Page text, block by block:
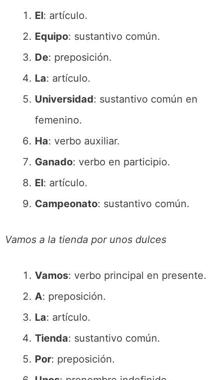
El: artículo.
Equipo: sustantivo común.
De: preposición.
La: artículo.
Universidad: sustantivo común en
femenino.
Ha: verbo auxiliar.
Ganado: verbo en participio.
El: artículo.
Campeonato: sustantivo común.
Vamos a la tienda por unos dulces
Vamos: verbo principal en presente.
A: preposición.
La: artículo.
Tienda: sustantivo común.
Por: preposición.